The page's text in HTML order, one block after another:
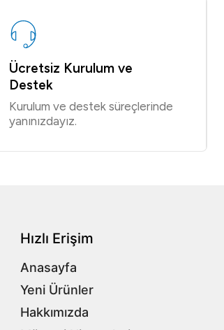
Ücretsiz Kurulum ve
Destek
Kurulum ve destek süreçlerinde
yanınızdayız.
Hızlı Erişim
Anasayfa
Yeni Ürünler
Hakkımızda